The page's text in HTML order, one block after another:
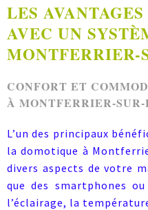
LES
AVEC UN
MONTFERRIER-
CONFORT ET
À MONTFERRIER-
L’un des principaux
la domotique à
divers aspects de votre
que des smartphones
l’éclairage, la